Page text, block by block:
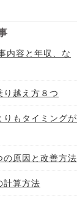
内容と年収、な
り越え方８つ
りもタイミングが
の原因と改善方法
計算方法